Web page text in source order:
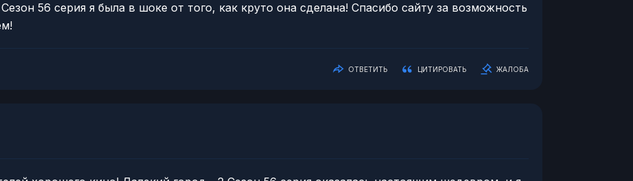
56 серия я была в шоке от того, как круто она сделана! Спасибо сайту за возможность
ОТВЕТИТЬ ЦИТИРОВАТЬ ЖАЛОБА